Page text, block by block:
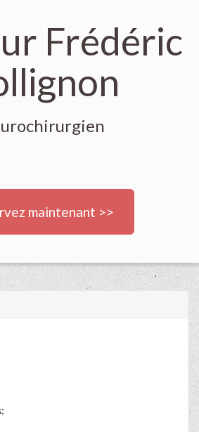
Frédéric
maintenant >>